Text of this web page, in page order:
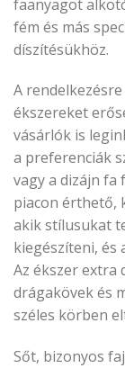
faanyagot
fém és más
díszítésükhöz.
A
ékszereket
vásárlók is
a preferenciák
vagy a dizájn fa
piacon érthető,
akik stílusukat
kiegészíteni, és
Az ékszer extra
drágakövek és
széles körben
Sőt, bizonyos